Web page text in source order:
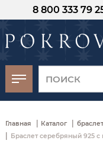
8 800 333 79
Главная | Каталог |
| Браслет серебряный 925 с
-30%
момента оплаты